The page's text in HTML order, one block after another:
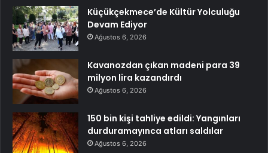
Küçükçekmece’de Kültür Yolculuğu
Devam Ediyor
Ağustos 6, 2026
Kavanozdan çıkan madeni para 39
milyon lira kazandırdı
Ağustos 6, 2026
150 bin kişi tahliye edildi: Yangınları
durduramayınca atları saldılar
Ağustos 6, 2026